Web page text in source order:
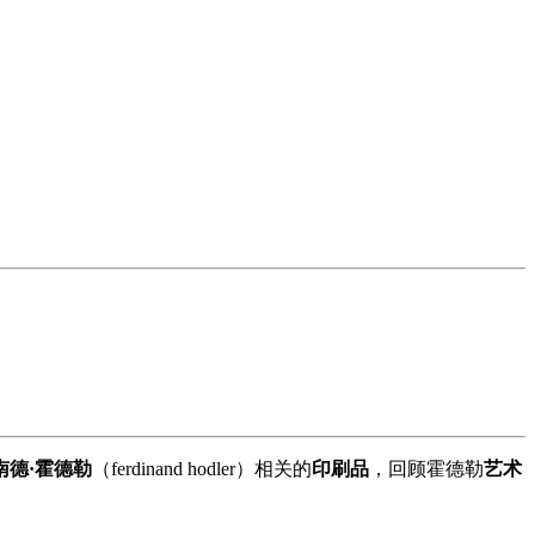
德·霍德勒 （ferdinand hodler）相关的印刷品 ，回顾霍德勒艺术